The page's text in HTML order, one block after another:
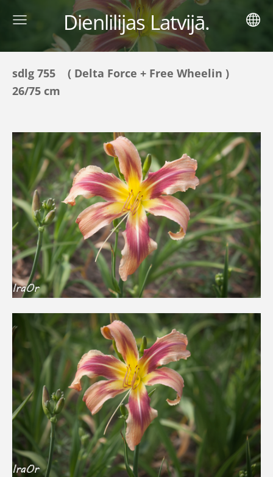
Dienlilijas Latvijā.
sdlg 755 ( Delta Force + Free Wheelin )
26/75 cm